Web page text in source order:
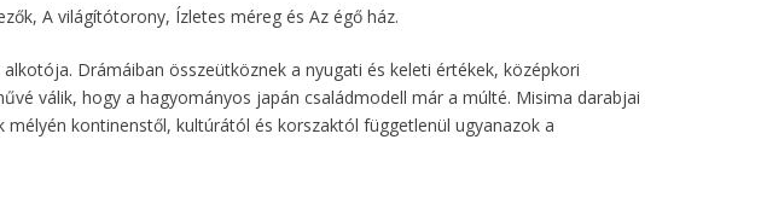
A világítótorony, Ízletes méreg és Az égő ház.
Drámáiban összeütköznek a nyugati és keleti értékek, középkori
válik, hogy a hagyományos japán családmodell már a múlté. Misima darabjai
kontinenstől, kultúrától és korszaktól függetlenül ugyanazok a